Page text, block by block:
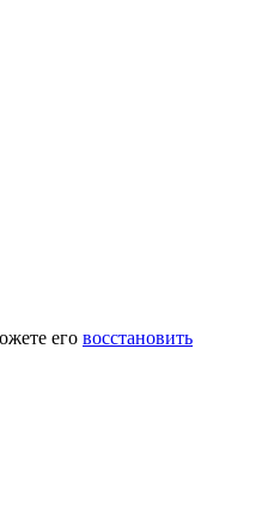
его восстановить